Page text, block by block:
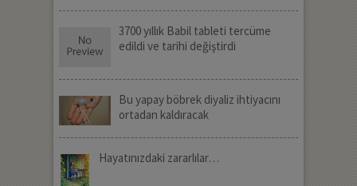
3700 yıllık Babil tableti tercüme
edildi ve tarihi değiştirdi
Bu yapay böbrek diyaliz ihtiyacını
ortadan kaldıracak
Hayatınızdaki zararlılar…